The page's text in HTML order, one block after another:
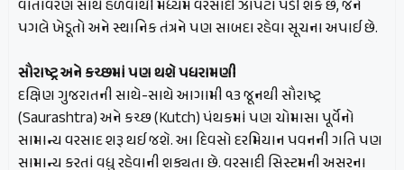
વાતાવરણ સાથે હળવાથી મધ્યમ વરસાદી ઝાપટાં પડી શકે છે, જેને
પગલે ખેડૂતો અને સ્થાનિક તંત્રને પણ સાબદા રહેવા સૂચના અપાઈ છે.
સૌરાષ્ટ્ર અને કચ્છમાં પણ થશે પધરામણી
દક્ષિણ ગુજરાતની સાથે-સાથે આગામી ૧૩ જૂનથી સૌરાષ્ટ્ર
(Saurashtra) અને કચ્છ (Kutch) પંથકમાં પણ ચોમાસા પૂર્વેનો
સામાન્ય વરસાદ શરૂ થઈ જશે. આ દિવસો દરમિયાન પવનની ગતિ પણ
સામાન્ય કરતાં વધુ રહેવાની શક્યતા છે. વરસાદી સિસ્ટમની અસરના